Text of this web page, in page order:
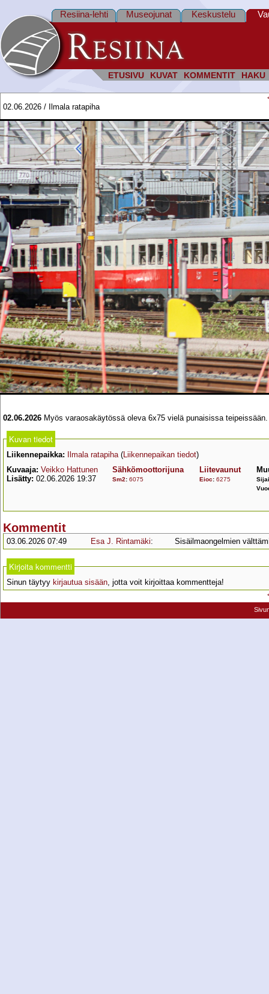
ETUSIVU KUVAT KOMMENTIT HAKU
Resiina-lehti Museojunat Keskustelu
02.06.2026 / Ilmala ratapiha
02.06.2026 Myös varaosakäytössä oleva 6x75 vielä punaisissa
Kuvan tiedot
Liikennepaikka: Ilmala ratapiha (Liikennepaikan tiedot)
Kuvaaja: Veikko Hattunen
Lisätty: 02.06.2026 19:37
Sähkömoottorijuna
Sm2: 6075
Liitevaunut
Eioc: 6275
Kommentit
03.06.2026 07:49 Esa J. Rintamäki: Sisäilmaongelmien
Kirjoita kommentti
Sinun täytyy kirjautua sisään , jotta voit kirjoittaa kommentteja!